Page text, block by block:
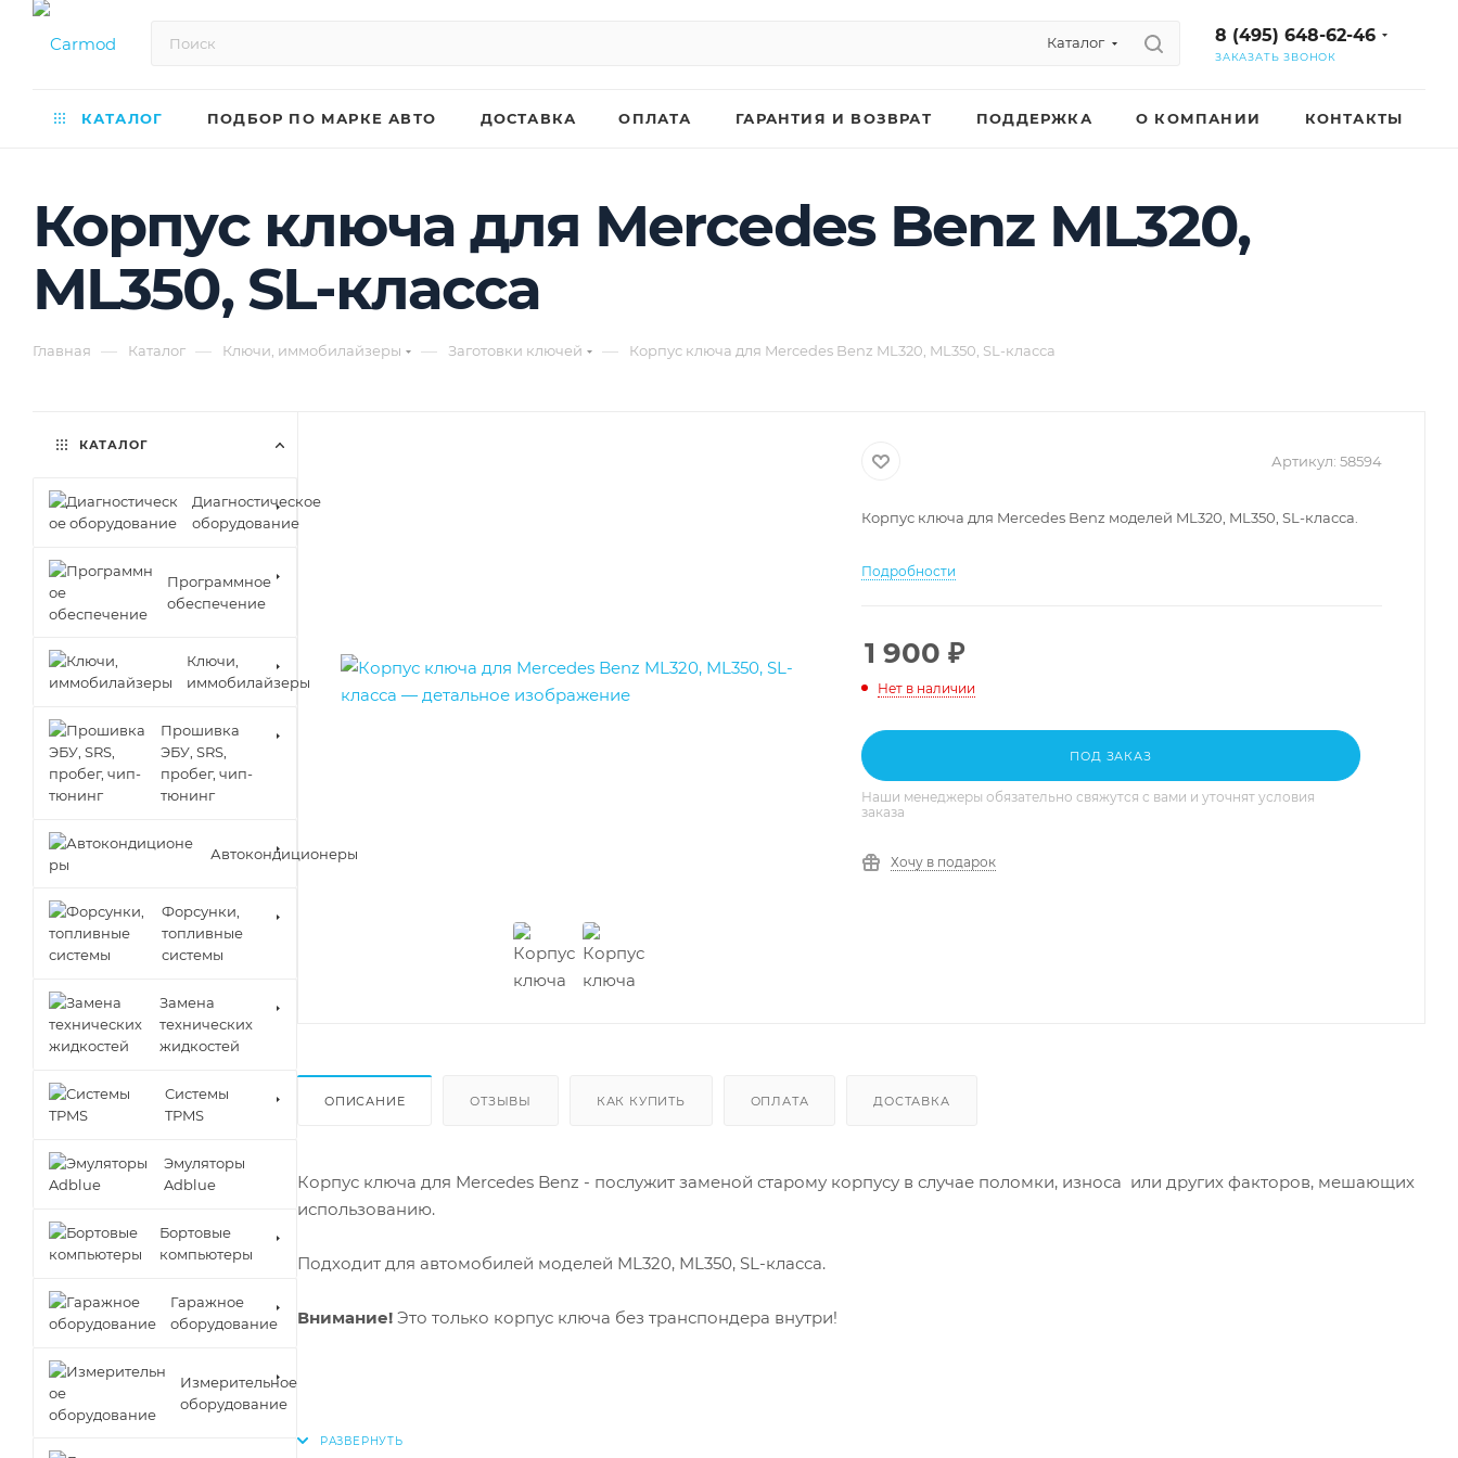
Каталог 8 (495) 648-62-46
ЗАКАЗАТЬ ЗВОНОК
КАТАЛОГ ПОДБОР ПО МАРКЕ АВТО ДОСТАВКА ОПЛАТА ГАРАНТИЯ И ВОЗВРАТ ПОДДЕРЖКА О КОМПАНИИ КОНТАКТЫ
Корпус ключа для Mercedes Benz ML320,
ML350, SL-класса
Главная — Каталог — Ключи, иммобилайзеры — Заготовки ключей — Корпус ключа для Mercedes Benz ML320, ML350, SL-класса
Артикул: 58594
Корпус ключа для Mercedes Benz моделей ML320, ML350, SL-класса.
Подробности
1 900 ₽
Нет в наличии
ПОД ЗАКАЗ
Наши менеджеры обязательно свяжутся с вами и уточнят условия
заказа
Хочу в подарок
ОПИСАНИЕ ОТЗЫВЫ КАК КУПИТЬ ОПЛАТА ДОСТАВКА
Корпус ключа для Mercedes Benz - послужит заменой старому корпусу в случае поломки, износа или других факторов, мешающих
использованию.
Подходит для автомобилей моделей ML320, ML350, SL-класса.
Внимание! Это только корпус ключа без транспондера внутри!
КАТАЛОГ
Диагностическое
оборудование
Программное
обеспечение
Ключи,
иммобилайзеры
Прошивка
ЭБУ, SRS,
пробег, чип-
тюнинг
Автокондиционеры
Форсунки,
топливные
системы
Замена
технических
жидкостей
Cистемы
TPMS
Эмуляторы
Adblue
Бортовые
компьютеры
Гаражное
оборудование
Измерительное
оборудование